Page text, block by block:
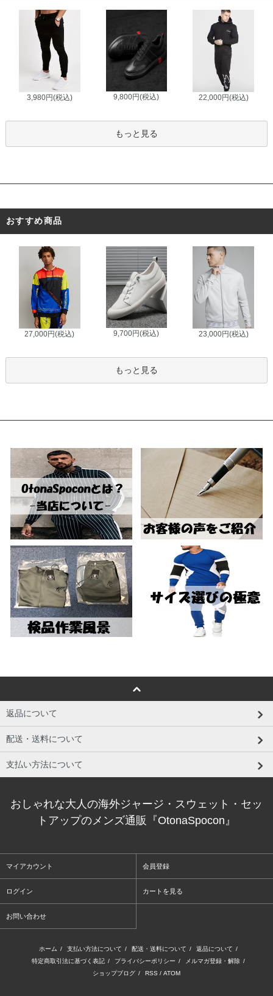
3,980円(税込) 9,800円(税込) 22,000円(税込)
もっと見る
おすすめ商品
27,000円(税込) 9,700円(税込) 23,000円(税込)
もっと見る
返品について
配送・送料について
支払い方法について
おしゃれな大人の海外ジャージ・スウェット・セッ
トアップのメンズ通販『OtonaSpocon』
マイアカウント 会員登録
ログイン カートを見る
お問い合わせ
ホーム / 支払い方法について / 配送・送料について / 返品について /
特定商取引法に基づく表記 / プライバシーポリシー / メルマガ登録・解除 /
ショップブログ / RSS / ATOM